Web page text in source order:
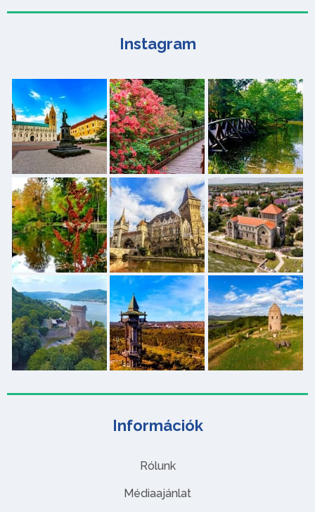
Információk
Rólunk
Médiaajánlat
Instagram